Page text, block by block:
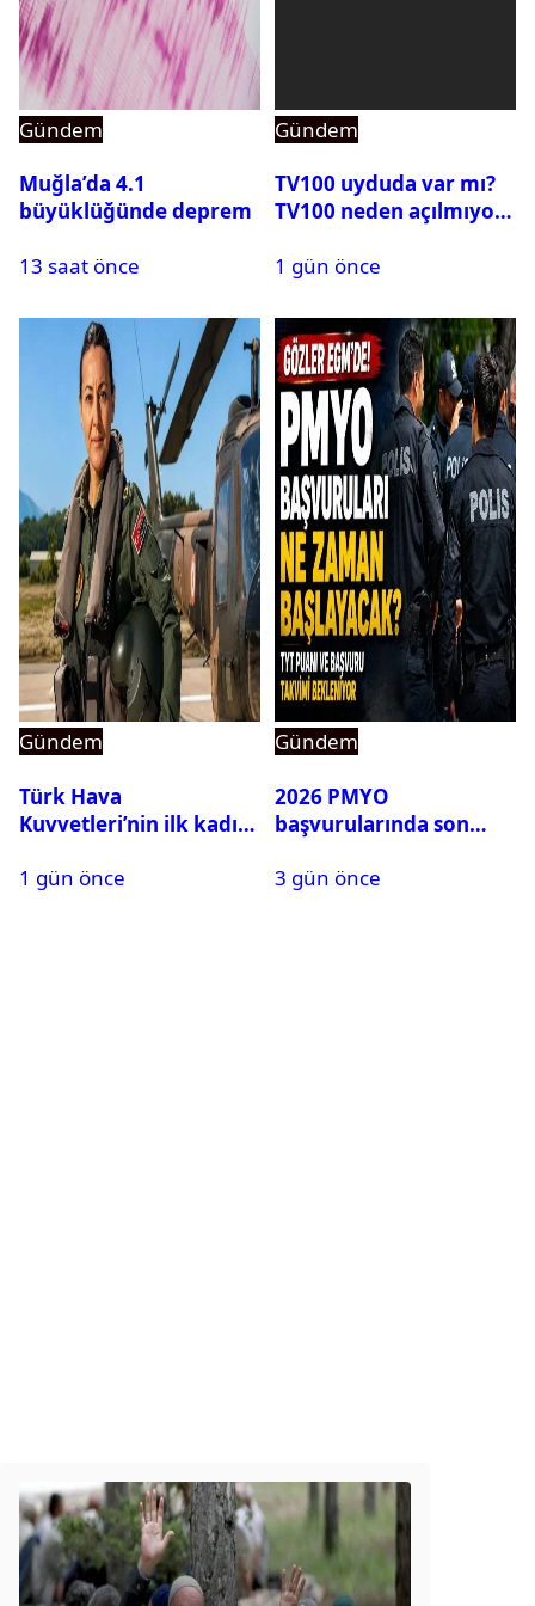
Gündem
Muğla’da 4.1
büyüklüğünde deprem
13 saat önce
Gündem
TV100 uyduda var mı?
TV100 neden açılmıyor?
1 gün önce
Gündem
Türk Hava
Kuvvetleri’nin ilk kadın
Karapınar hakkında
1 gün önce
Gündem
2026 PMYO
başvurularında son
3 gün önce